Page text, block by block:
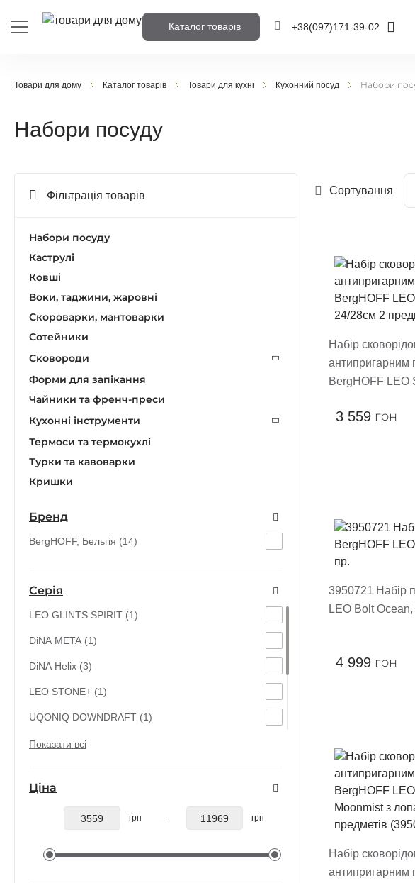
Каталог товарів +38(097)171-39-02
Товари для дому Каталог товарів Товари для кухні Кухонний посуд Набори
Набори посуду
Фільтрація товарів
Набори посуду
Каструлі
Ковші
Воки, таджини, жаровні
Скороварки, мантоварки
Сотейники
Сковороди
Форми для запікання
Чайники та френч-преси
Кухонні інструменти
Термоси та термокухлі
Турки та кавоварки
Кришки
Бренд
BergHOFF, Бельгія (14)
Серія
LEO GLINTS SPIRIT (1)
DiNA META (1)
DiNA Helix (3)
LEO STONE+ (1)
UQONIQ DOWNDRAFT (1)
LEO BALANCE Moonmist (1)
LEO BALANCE (1)
LEO (1)
Показати всі
Ціна
грн грн
Сортування
Набір
антипригарним
BergHOFF LEO
3 559 грн
3950721 Набір
LEO Bolt Ocean,
4 999 грн
Набір
антипригарним